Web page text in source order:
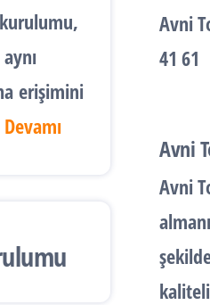
Avni
41 61
Avni
Avni
,
erişimini
Devamı